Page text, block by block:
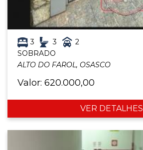
3 3
2
SOBRADO
ALTO DO FAROL, OSASCO
Valor: 620.000,00
VER DETALHES